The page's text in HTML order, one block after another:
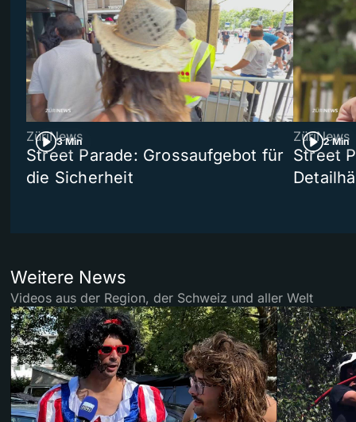
3 Min
ZüriNews
Street Parade: Grossaufgebot für
die Sicherheit
2 Min
ZüriNews
Street
Weitere News
Videos aus der Region, der Schweiz und aller Welt